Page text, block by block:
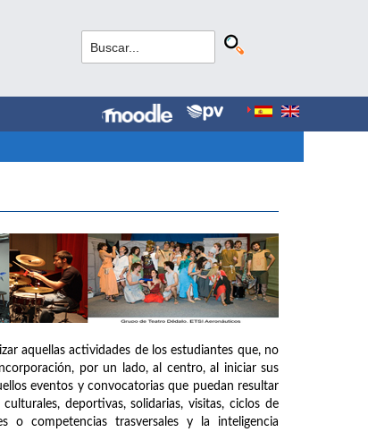
aquellas actividades de los estudiantes que, no
por un lado, al centro, al iniciar sus
eventos y convocatorias que puedan resultar
deportivas, solidarias, visitas, ciclos de
o competencias trasversales y la inteligencia